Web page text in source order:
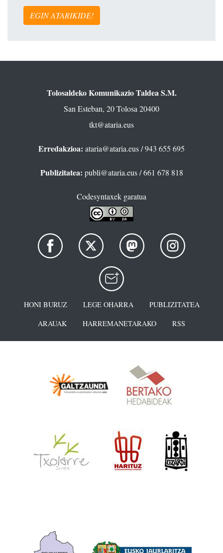
EGIN ATARIKIDE!
Tolosaldeko Komunikazio Taldea S.M.
San Esteban, 20 Tolosa 20400
tkt@ataria.eus
Erredakzioa: ataria@ataria.eus/ 943 655 695
Publizitatea: publi@ataria.eus/ 661 678 818
Codesyntaxek garatua
HONI BURUZ LEGE OHARRA
PUBLIZITATEA
ARAUAK
HARREMANETARAKO RSS